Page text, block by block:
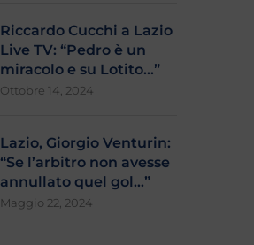
Riccardo Cucchi a Lazio
Live TV: “Pedro è un
miracolo e su Lotito…”
Ottobre 14, 2024
Lazio, Giorgio Venturin:
“Se l’arbitro non avesse
annullato quel gol…”
Maggio 22, 2024